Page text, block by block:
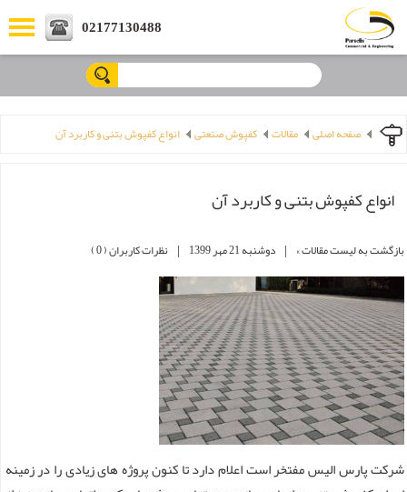
02177130488
صفحه اصلی مقالات کفپوش صنعتی ‌انواع کفپوش بتنی و کاربرد آن
‌انواع کفپوش بتنی و کاربرد آن
بازگشت به لیست مقالات » | دوشنبه 21 مهر 1399 | نظرات کاربران ( 0 )
شرکت پارس الیس مفتخر است اعلام دارد تا کنون پروژه های زیادی را در زمینه